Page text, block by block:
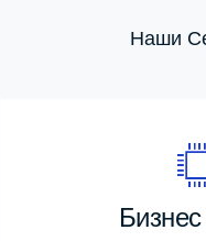
Наши